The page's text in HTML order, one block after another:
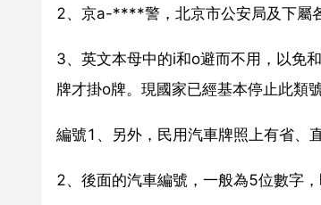
2、京a-****警，北京市公安局及下屬
3、英文本母中的i和o避而不用，以免
牌才掛o牌。現國家已經基本停止此類號
編號1、另外，民用汽車牌照上有省、
2、後面的汽車編號，一般為5位數字